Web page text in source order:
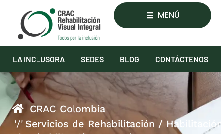
MENÚ
LA INCLUSORA SEDES BLOG CONTÁCTENOS
CRAC Colombia
Servicios de Rehabilitación /